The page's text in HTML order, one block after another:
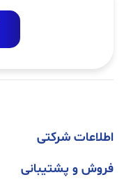
اطلاعات شرکتی
فروش و پشتیبانی